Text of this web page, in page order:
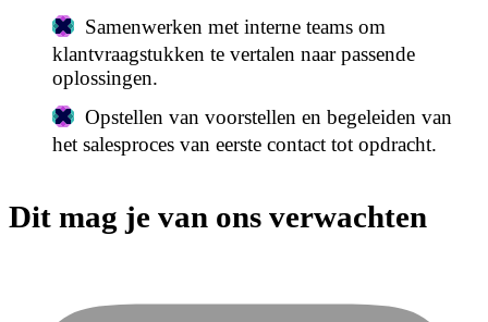
Samenwerken met interne teams om
klantvraagstukken te vertalen naar passende
oplossingen.
Opstellen van voorstellen en begeleiden van
het salesproces van eerste contact tot opdracht.
Dit mag je van ons verwachten